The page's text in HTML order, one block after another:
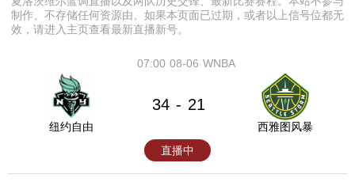
制作、不存储任何资源由。如果本页面已过期，或者以上信号位都无
效，请进入主页查看最新直播新号。
08-06
07:00 WNBA
纽约自由
34 - 21
西雅图风暴
直播中